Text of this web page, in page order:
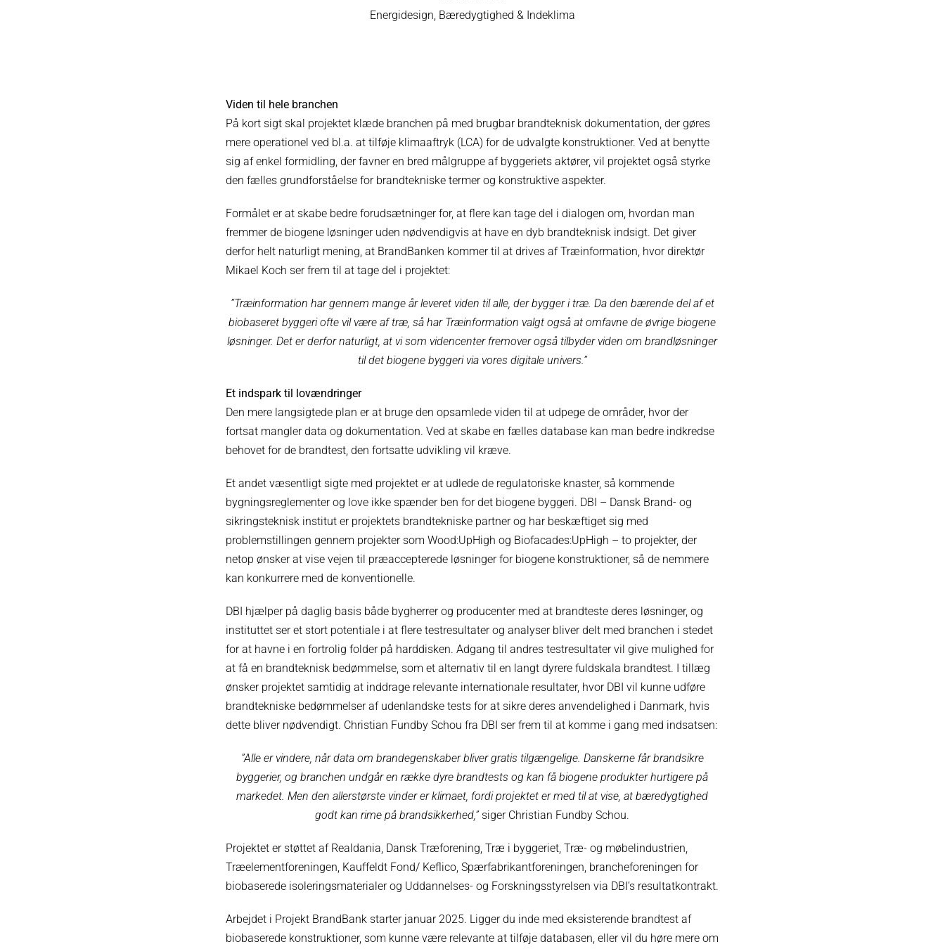
Energidesign, Bæredygtighed & Indeklima
Viden til hele branchen
På kort sigt skal projektet klæde branchen på med brugbar brandteknisk dokumentation, der gøres
mere operationel ved bl.a. at tilføje klimaaftryk (LCA) for de udvalgte konstruktioner. Ved at benytte
sig af enkel formidling, der favner en bred målgruppe af byggeriets aktører, vil projektet også styrke
den fælles grundforståelse for brandtekniske termer og konstruktive aspekter.
Formålet er at skabe bedre forudsætninger for, at flere kan tage del i dialogen om, hvordan man
fremmer de biogene løsninger uden nødvendigvis at have en dyb brandteknisk indsigt. Det giver
derfor helt naturligt mening, at BrandBanken kommer til at drives af Træinformation, hvor direktør
Mikael Koch ser frem til at tage del i projektet:
”Træinformation har gennem mange år leveret viden til alle, der bygger i træ. Da den bærende del af et
biobaseret byggeri ofte vil være af træ, så har Træinformation valgt også at omfavne de øvrige biogene
løsninger. Det er derfor naturligt, at vi som videncenter fremover også tilbyder viden om brandløsninger
til det biogene byggeri via vores digitale univers.”
Et indspark til lovændringer
Den mere langsigtede plan er at bruge den opsamlede viden til at udpege de områder, hvor der
fortsat mangler data og dokumentation. Ved at skabe en fælles database kan man bedre indkredse
behovet for de brandtest, den fortsatte udvikling vil kræve.
Et andet væsentligt sigte med projektet er at udlede de regulatoriske knaster, så kommende
bygningsreglementer og love ikke spænder ben for det biogene byggeri. DBI – Dansk Brand- og
sikringsteknisk institut er projektets brandtekniske partner og har beskæftiget sig med
problemstillingen gennem projekter som Wood:UpHigh og Biofacades:UpHigh – to projekter, der
netop ønsker at vise vejen til præaccepterede løsninger for biogene konstruktioner, så de nemmere
kan konkurrere med de konventionelle.
DBI hjælper på daglig basis både bygherrer og producenter med at brandteste deres løsninger, og
instituttet ser et stort potentiale i at flere testresultater og analyser bliver delt med branchen i stedet
for at havne i en fortrolig folder på harddisken. Adgang til andres testresultater vil give mulighed for
at få en brandteknisk bedømmelse, som et alternativ til en langt dyrere fuldskala brandtest. I tillæg
ønsker projektet samtidig at inddrage relevante internationale resultater, hvor DBI vil kunne udføre
brandtekniske bedømmelser af udenlandske tests for at sikre deres anvendelighed i Danmark, hvis
dette bliver nødvendigt. Christian Fundby Schou fra DBI ser frem til at komme i gang med indsatsen:
”Alle er vindere, når data om brandegenskaber bliver gratis tilgængelige. Danskerne får brandsikre
byggerier, og branchen undgår en række dyre brandtests og kan få biogene produkter hurtigere på
markedet. Men den allerstørste vinder er klimaet, fordi projektet er med til at vise, at bæredygtighed
godt kan rime på brandsikkerhed,”siger Christian Fundby Schou.
Projektet er støttet af Realdania, Dansk Træforening, Træ i byggeriet, Træ- og møbelindustrien,
Træelementforeningen, Kauffeldt Fond/ Keflico, Spærfabrikantforeningen, brancheforeningen for
biobaserede isoleringsmaterialer og Uddannelses- og Forskningsstyrelsen via DBI’s resultatkontrakt.
Arbejdet i Projekt BrandBank starter januar 2025. Ligger du inde med eksisterende brandtest af
biobaserede konstruktioner, som kunne være relevante at tilføje databasen, eller vil du høre mere om